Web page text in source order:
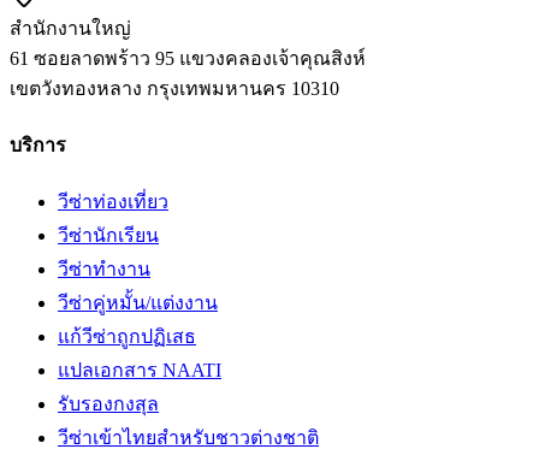
สำนักงานใหญ่
61 ซอยลาดพร้าว 95 แขวงคลองเจ้าคุณสิงห์
เขตวังทองหลาง กรุงเทพมหานคร 10310
บริการ
วีซ่าท่องเที่ยว
วีซ่านักเรียน
วีซ่าทำงาน
วีซ่าคู่หมั้น/แต่งงาน
แก้วีซ่าถูกปฏิเสธ
แปลเอกสาร NAATI
รับรองกงสุล
วีซ่าเข้าไทยสำหรับชาวต่างชาติ